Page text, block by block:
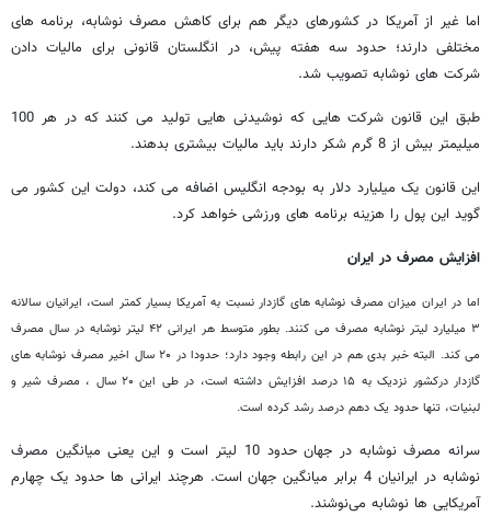
اما غیر از آمریکا در کشورهای دیگر هم برای کاهش مصرف نوشابه، برنامه های
مختلفی دارند؛ حدود سه هفته پیش، در انگلستان قانونی برای مالیات دادن
شرکت های نوشابه تصویب شد.
طبق این قانون شرکت هایی که نوشیدنی هایی تولید می کنند که در هر 100
میلیمتر بیش از 8 گرم شکر دارند باید مالیات بیشتری بدهند.
این قانون یک میلیارد دلار به بودجه انگلیس اضافه می کند، دولت این کشور می
گوید این پول را هزینه برنامه های ورزشی خواهد کرد.
افزایش مصرف در ایران
اما در ایران میزان مصرف نوشابه های گازدار نسبت به آمریکا بسیار کمتر است، ایرانیان سالانه
۳ میلیارد لیتر نوشابه مصرف می کنند. بطور متوسط هر ایرانی ۴۲ لیتر نوشابه در سال مصرف
می کند. البته خبر بدی هم در این رابطه وجود دارد؛ حدودا در ۲۰ سال اخیر مصرف نوشابه های
گازدار درکشور نزدیک به ۱۵ درصد افزایش داشته است، در طی این ۲۰ سال ، مصرف شیر و
لبنیات، تنها حدود یک دهم درصد رشد کرده است.
سرانه مصرف نوشابه در جهان حدود 10 لیتر است و این یعنی میانگین مصرف
نوشابه در ایرانیان 4 برابر میانگین جهان است. هرچند ایرانی ها حدود یک چهارم
آمریکایی ها نوشابه می‌نوشند.